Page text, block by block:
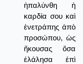
ἡπαλύνθη ἡ
καρδία σου καὶ
ἐνετράπης ἀπὸ
προσώπου, ὡς
ἤκουσας ὅσα
ἐλάλησα ἐπὶ